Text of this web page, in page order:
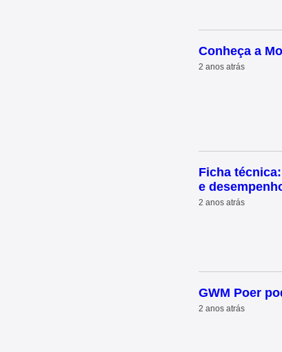
Conheça a
2 anos atrás
Ficha
e
2 anos atrás
GWM Poer
2 anos atrás